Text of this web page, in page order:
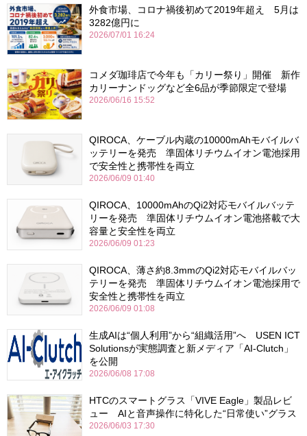
外食市場、コロナ禍後初めて2019年超え 5月は
3282億円に
2026/07/01 16:24
コメダ珈琲店で今年も「カリー祭り」開催 新作
カリーナンドッグなど全6品が季節限定で登場
2026/06/16 15:52
QIROCA、ケーブル内蔵の10000mAhモバイルバ
ッテリーを発売 準固体リチウムイオン電池採用
で安全性と携帯性を両立
2026/06/09 01:40
QIROCA、10000mAhのQi2対応モバイルバッテ
リーを発売 準固体リチウムイオン電池搭載で大
容量と安全性を両立
2026/06/09 01:23
QIROCA、薄さ約8.3mmのQi2対応モバイルバッ
テリーを発売 準固体リチウムイオン電池採用で
安全性と携帯性を両立
2026/06/09 01:08
生成AIは“個人利用”から“組織活用”へ USEN ICT
Solutionsが実態調査と新メディア「AI-Clutch」
を公開
2026/06/08 17:08
HTCのスマートグラス「VIVE Eagle」製品レビ
ュー AIと音声操作に特化した“日常使い”グラス
2026/06/03 17:30